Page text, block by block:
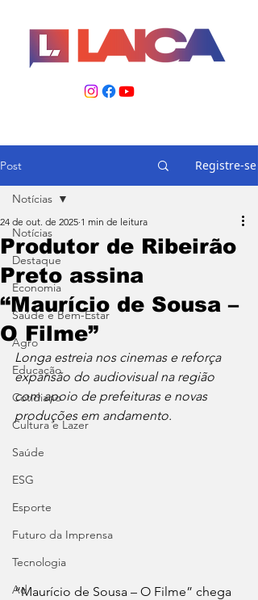
Post Registre-se
Notícias
Destaque
Economia
Saúde e Bem-Estar
Agro
Educação
Cotidiano
Cultura e Lazer
Saúde
ESG
Esporte
Futuro da Imprensa
Tecnologia
Ad
Notícias
Produtor de Ribeirão
Preto assina
“Maurício de Sousa –
O Filme”
24 de out. de 2025 1 min de leitura
Longa estreia nos cinemas e reforça
expansão do audiovisual na região
com apoio de prefeituras e novas
produções em andamento.
“Maurício de Sousa – O Filme” chega